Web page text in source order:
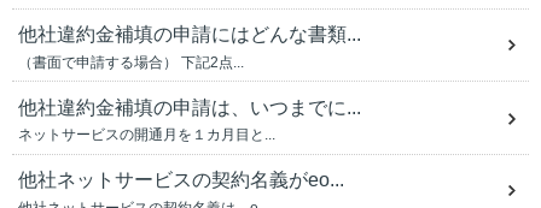
他社違約金補填の申請にはどんな書類...
（書面で申請する場合） 下記2点...
他社違約金補填の申請は、いつまでに...
ネットサービスの開通月を１カ月目と...
他社ネットサービスの契約名義がeo...